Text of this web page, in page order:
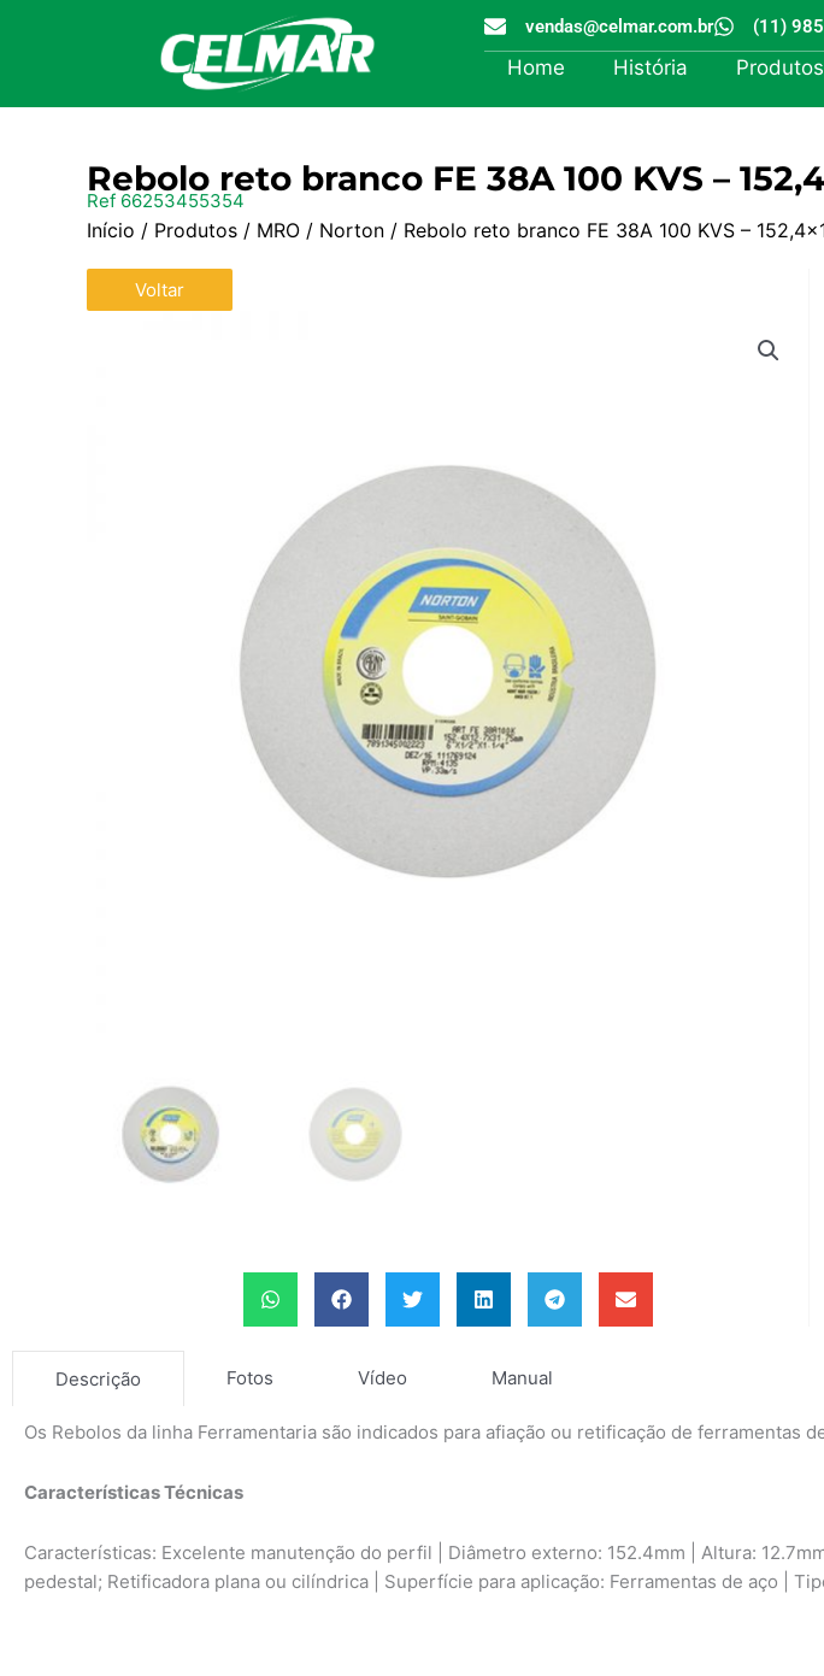
vendas@celmar.com.br (11)
Home História Produtos
Rebolo reto branco FE 38A 100 KVS –
Ref 66253455354
Início / Produtos / MRO / Norton / Rebolo reto branco FE 38A 100 KVS –
Voltar
Descrição Fotos Vídeo Manual
Os Rebolos da linha Ferramentaria são indicados para afiação ou retificação de ferramentas
Características Técnicas
Características: Excelente manutenção do perfil | Diâmetro externo: 152.4mm | Altura:
pedestal; Retificadora plana ou cilíndrica | Superfície para aplicação: Ferramentas de aço |